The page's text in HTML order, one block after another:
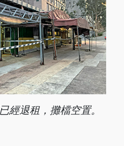
經退租，攤檔空置。